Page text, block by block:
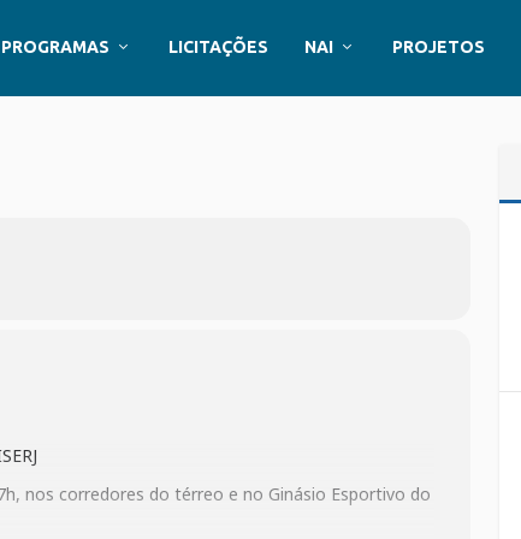
PROGRAMAS LICITAÇÕES NAI PROJETOS
nos corredores do térreo e no Ginásio Esportivo do